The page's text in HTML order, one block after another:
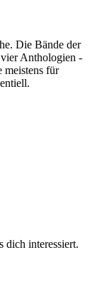
Die Bände der
Anthologien -
meistens für
dich interessiert.